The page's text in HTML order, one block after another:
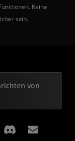
Keine
sein.
von
Facebook